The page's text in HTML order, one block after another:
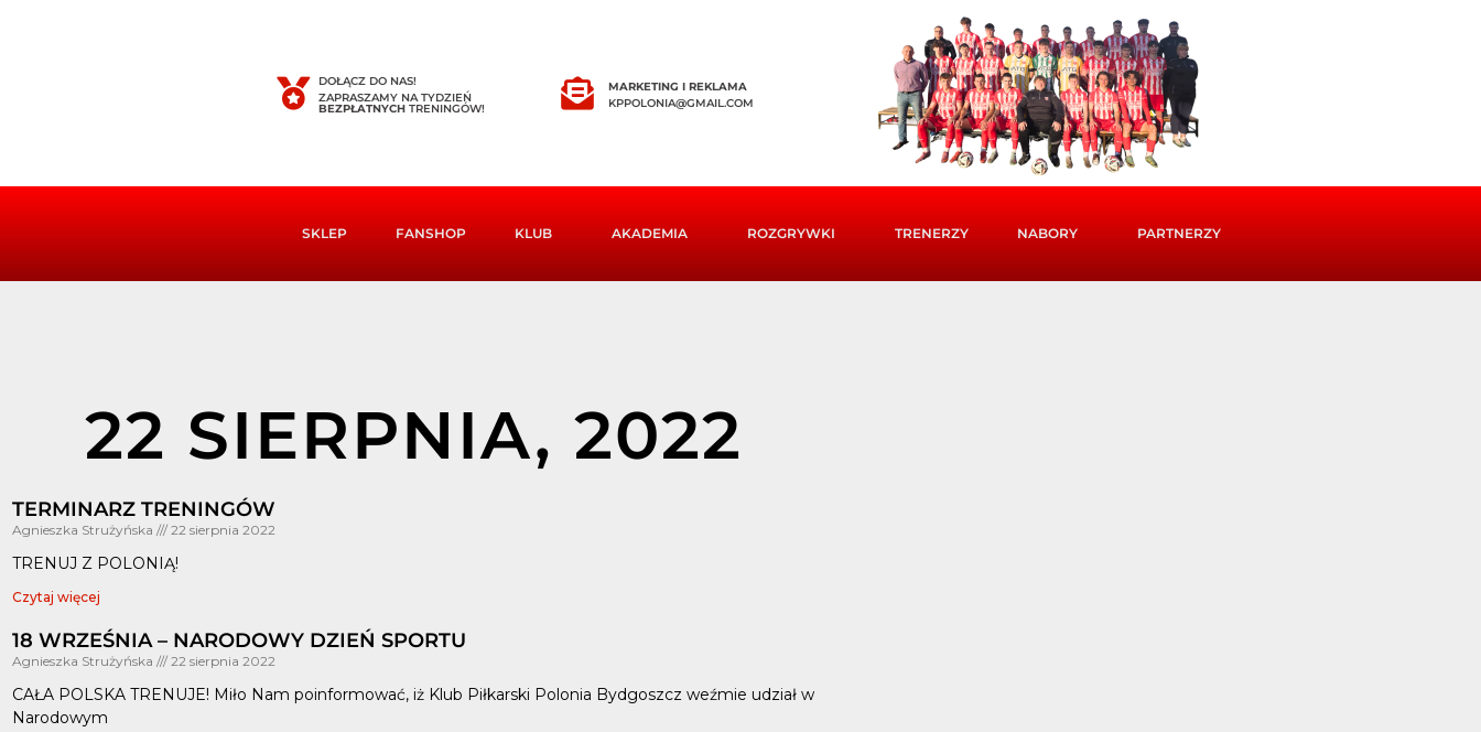
DOŁĄCZ DO NAS!
ZAPRASZAMY NA TYDZIEŃ
BEZPŁATNYCH TRENINGÓW!
MARKETING I REKLAMA
KPPOLONIA@GMAIL.COM
SKLEP FANSHOP KLUB AKADEMIA ROZGRYWKI TRENERZY NABORY PARTNERZY
22 SIERPNIA, 2022
TERMINARZ TRENINGÓW
Agnieszka Strużyńska 22 sierpnia 2022
TRENUJ Z POLONIĄ!
Czytaj więcej
18 WRZEŚNIA – NARODOWY DZIEŃ SPORTU
Agnieszka Strużyńska 22 sierpnia 2022
CAŁA POLSKA TRENUJE! Miło Nam poinformować, iż Klub Piłkarski Polonia Bydgoszcz weźmie udział w
Narodowym